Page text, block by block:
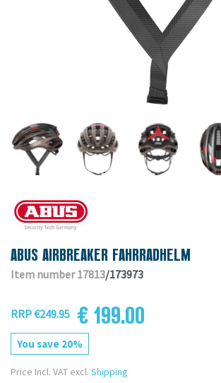
ABUS AIRBREAKER FAHRRADHELM
Item number 17813/173973
RRP €249.95 € 199.00
You save 20%
Price Incl. VAT excl. Shipping